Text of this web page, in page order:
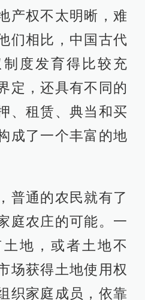
产权不太明晰，难
们相比，中国古代
度发育得比较充
定，还具有不同的
、租赁、典当和买
成了一个丰富的地
普通的农民就有了
庭农庄的可能。一
地，或者土地不
场获得土地使用权
织家庭成员，依靠